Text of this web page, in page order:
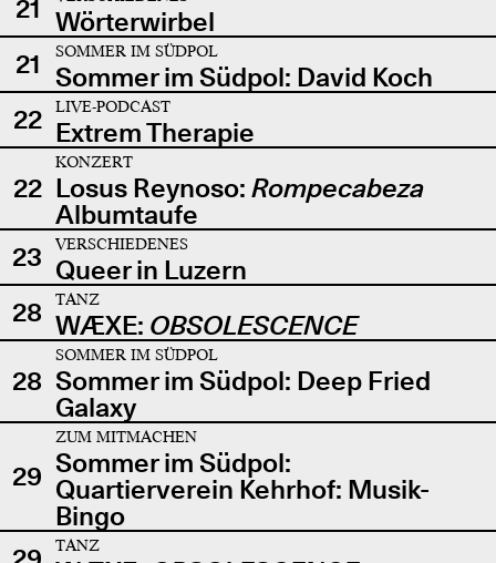
21 Wörterwirbel
21
SOMMER IM SÜDPOL
Sommer im Südpol: David Koch
22
LIVE-PODCAST
Extrem Therapie
22
KONZERT
Losus Reynoso: Rompecabeza
Albumtaufe
23
VERSCHIEDENES
Queer in Luzern
28
TANZ
WÆXE: OBSOLESCENCE
28
SOMMER IM SÜDPOL
Sommer im Südpol: Deep Fried
Galaxy
29
ZUM MITMACHEN
Sommer im Südpol:
Quartierverein Kehrhof: Musik-
Bingo
TANZ